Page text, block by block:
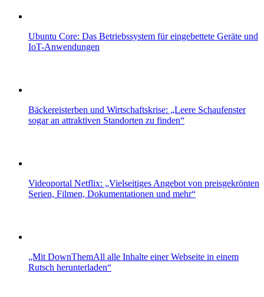
Ubuntu Core: Das Betriebssystem für eingebettete Geräte und
IoT-Anwendungen
Bäckereisterben und Wirtschaftskrise: „Leere Schaufenster
sogar an attraktiven Standorten zu finden“
Videoportal Netflix: „Vielseitiges Angebot von preisgekrönten
Serien, Filmen, Dokumentationen und mehr“
„Mit DownThemAll alle Inhalte einer Webseite in einem
Rutsch herunterladen“